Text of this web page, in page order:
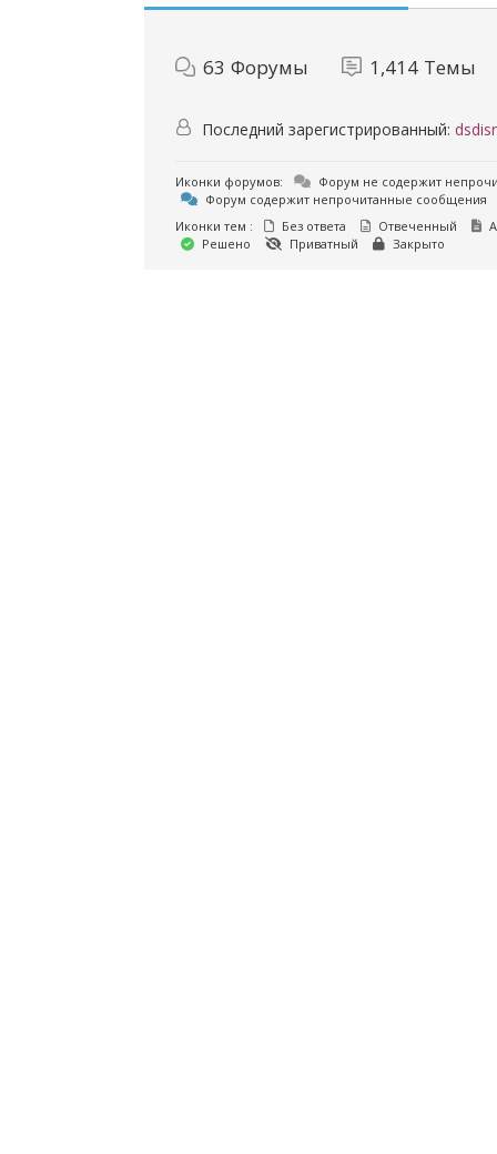
63 Форумы 1,414 Темы
Последний зарегистрированный:
Иконки форумов:
Форум не содержит
Форум содержит непрочитанные сообщения
Иконки тем :
Без ответа Отвеченный
Решено
Приватный Закрыто